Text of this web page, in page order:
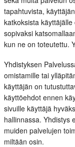
tapahtuvista,
katkoksista
sopivaksi
kun ne on toteutettu.
Yhdistyksen
omistamille tai
käyttäjän on
käyttöehdot ennen
sivuille käyttäjä
hallinnassa. Yhdistys
muiden palvelujen
miltään osin.